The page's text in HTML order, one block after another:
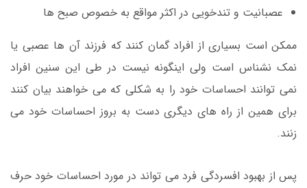
عصبانیت و تندخویی در اکثر مواقع به خصوص صبح ها
ممکن است بسیاری از افراد گمان کنند که فرزند آن ها عصبی یا
نمک نشناس است ولی اینگونه نیست در طی این سنین افراد
نمی توانند احساسات خود را به شکلی که می خواهند بیان کنند
برای همین از راه های دیگری دست به بروز احساسات خود می
زنند.
پس از بهبود افسردگی فرد می تواند در مورد احساسات خود حرف